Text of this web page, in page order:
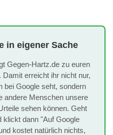
in eigener Sache
Gegen-Hartz.de zu euren
erreicht ihr nicht nur,
bei Google seht, sondern
andere Menschen unsere
sehen können. Geht
klickt dann "Auf Google
kostet natürlich nichts,